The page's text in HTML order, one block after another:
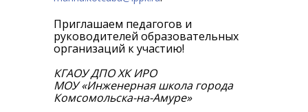
Приглашаем педагогов и
руководителей образовательных
организаций к участию!
КГАОУ ДПО ХК ИРО
МОУ «Инженерная школа города
Комсомольска-на-Амуре»